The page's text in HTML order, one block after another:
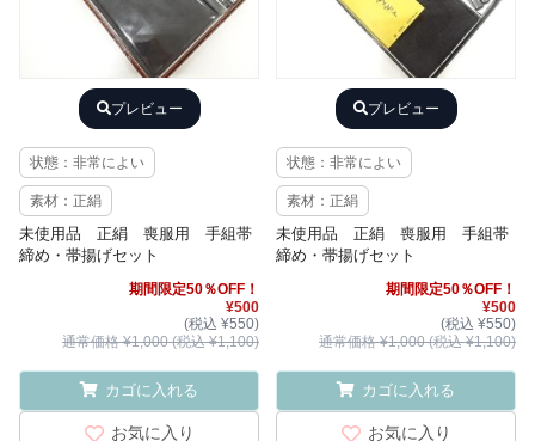
プレビュー
状態：非常によい
素材：正絹
未使用品 正絹 喪服用 手組帯
締め・帯揚げセット
期間限定50％OFF！
¥500
(税込 ¥550)
通常価格 ¥1,000 (税込 ¥1,100)
カゴに入れる
お気に入り
プレビュー
状態：非常によい
素材：正絹
未使用品 正絹 喪服用 手組帯
締め・帯揚げセット
期間限定50％OFF！
¥500
(税込 ¥550)
通常価格 ¥1,000 (税込 ¥1,100)
カゴに入れる
お気に入り